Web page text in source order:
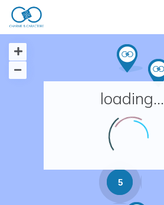
Accueil
Nos adresses en France
Nos collections
5
loading...